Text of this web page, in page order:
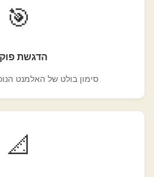
🎯
הדגשת
סימון בולט של האלמנט
📐